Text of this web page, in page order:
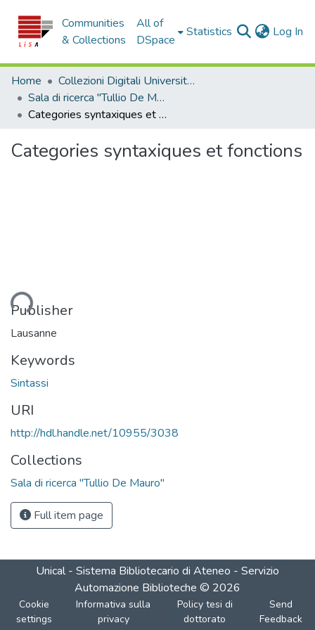
Communities
& Collections
All of
DSpace
Statistics Log In
Home
Collezioni Digitali Università della Calabria
Sala di ricerca "Tullio De Mauro"
Categories syntaxiques et fonctions
Categories syntaxiques et fonctions
Publisher
Lausanne
Keywords
Sintassi
URI
http://hdl.handle.net/10955/3038
Collections
Sala di ricerca "Tullio De Mauro"
Full item page
Unical - Sistema Bibliotecario di Ateneo - Servizio
Automazione Biblioteche © 2026
Cookie
settings
Informativa sulla
privacy
Policy tesi di
dottorato
Send
Feedback